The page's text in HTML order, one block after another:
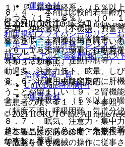
８．４． 本剤は比較的若年齢
性上昇に十分注意すること。
８．５． 本剤を投与されてい
ゼニル（ベンゾジアゼピン受容
〔１３．２参照〕。
８．６． 連用中は定期的に肝
うことが望ましい〔９．２腎機
害患者の項、１１．１．４参照
８．７． 眠気、注意力・集中
起こることがあるので、本剤投
等危険を伴う機械の操作に従事
１）． 精神神経系：（５％以
らつき（１５．６％）、（０．
失調、神経過敏（不機嫌、興奮
筋緊張低下、頭痛、構音障害、
（０．１％未満）頭重、行動異
寡動（活動低下、運動抑制等）
動過多、注意力低下、眩暈、し
覚、うつ状態、攻撃的反応。
２）． 呼吸器：（５％以上）喘
（頻度不明）呼吸困難、気道分
３）． 眼：（０．１〜５％未
かすむ、羞明。
運営会社
© 2021 HOKUTO Inc. All rights
利用規約プライバシーポリシー
ホーム
表・計算 レジメン
ERマニュアル
薬剤情報 ポス
監修医師一覧
UpToDate特別割引
運営会社
© 2021 HOKUTO Inc. All rights
※本製品は疾病の診断・治療・
ではありません。